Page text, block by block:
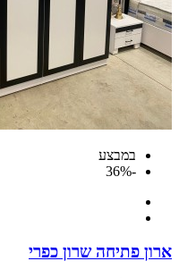
במבצע
פתיחה שרון כפרי